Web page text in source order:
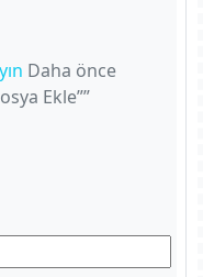
Daha önce
Ekle””